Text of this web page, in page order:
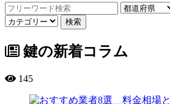
鍵の新着コラム
145